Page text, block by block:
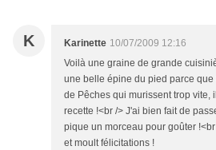
K Karinette 10/07/2009 12:16
Voilà une graine de grande
une belle épine du pied parce
de Pêches qui murissent trop vite,
recette !<br /> J'ai bien fait de
pique un morceau pour goûter
et moult félicitations !